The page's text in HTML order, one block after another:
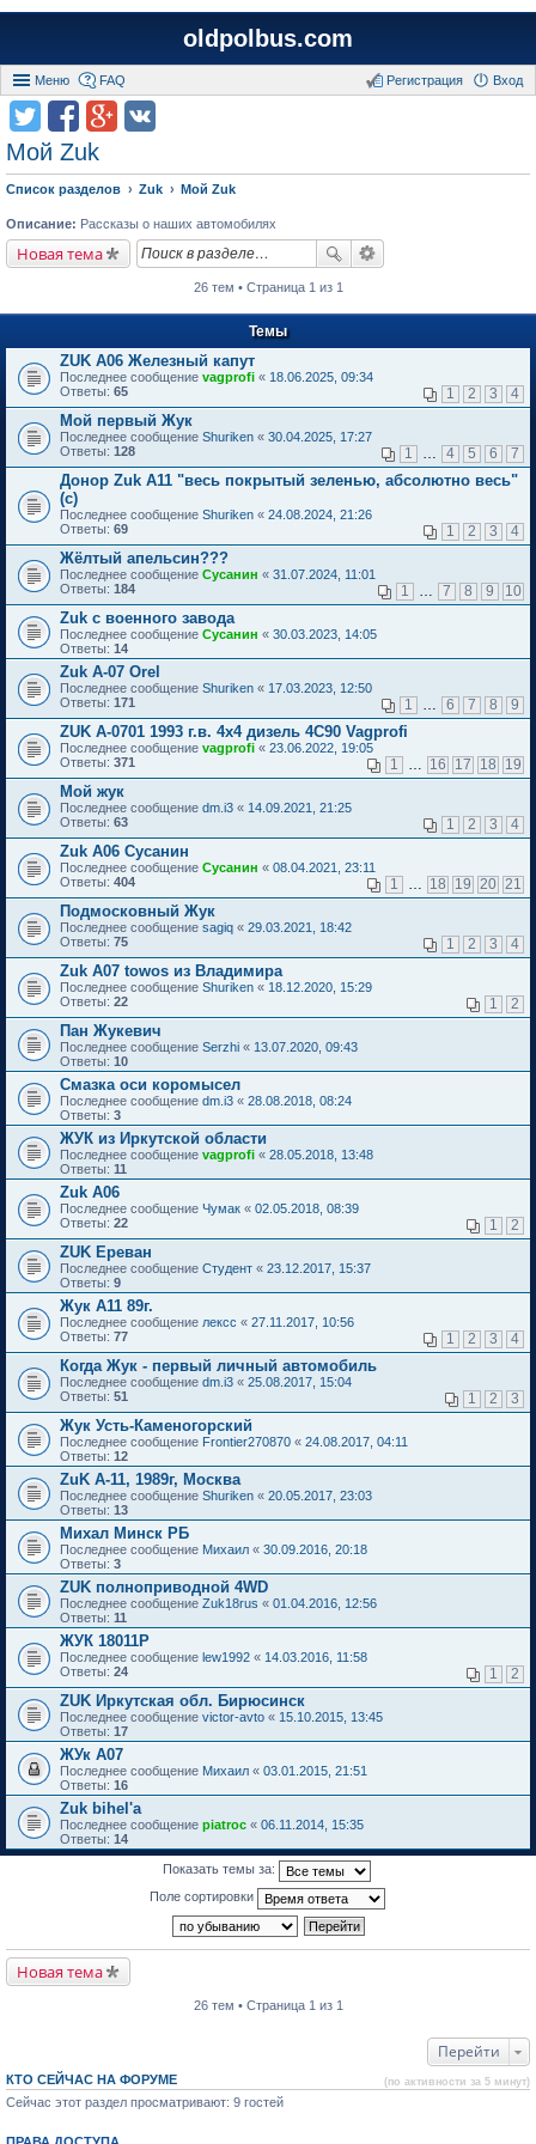
oldpolbus.com
Меню FAQ Вход
Регистрация
Мой Zuk
Список разделов Zuk Мой Zuk
Описание: Рассказы о наших автомобилях
Новая тема
26 тем • Страница 1 из 1
Темы
ZUK A06 Железный капут
Последнее сообщение vagprofi « 18.06.2025, 09:34
Ответы: 65 1 2 3 4
Мой первый Жук
Последнее сообщение Shuriken « 30.04.2025, 17:27
Ответы: 128 1 4 5 6 7
Донор Zuk A11 "весь покрытый зеленью, абсолютно весь"
(с)
Последнее сообщение Shuriken « 24.08.2024, 21:26
Ответы: 69 1 2 3 4
Жёлтый апельсин???
Последнее сообщение Сусанин « 31.07.2024, 11:01
Ответы: 184 1 7 8 9 10
Zuk с военного завода
Последнее сообщение Сусанин « 30.03.2023, 14:05
Ответы: 14
Zuk A-07 Orel
Последнее сообщение Shuriken « 17.03.2023, 12:50
Ответы: 171 1 6 7 8 9
ZUK А-0701 1993 г.в. 4x4 дизель 4С90 Vagprofi
Последнее сообщение vagprofi « 23.06.2022, 19:05
Ответы: 371 1 16 17 18 19
Мой жук
Последнее сообщение dm.i3 « 14.09.2021, 21:25
Ответы: 63 1 2 3 4
Zuk A06 Сусанин
Последнее сообщение Сусанин « 08.04.2021, 23:11
Ответы: 404 1 18 19 20 21
Подмосковный Жук
Последнее сообщение sagiq « 29.03.2021, 18:42
Ответы: 75 1 2 3 4
Zuk A07 towos из Владимира
Последнее сообщение Shuriken « 18.12.2020, 15:29
Ответы: 22 1 2
Пан Жукевич
Последнее сообщение Serzhi « 13.07.2020, 09:43
Ответы: 10
Смазка оси коромысел
Последнее сообщение dm.i3 « 28.08.2018, 08:24
Ответы: 3
ЖУК из Иркутской области
Последнее сообщение vagprofi « 28.05.2018, 13:48
Ответы: 11
Zuk A06
Последнее сообщение Чумак « 02.05.2018, 08:39
Ответы: 22 1 2
ZUK Ереван
Последнее сообщение Студент « 23.12.2017, 15:37
Ответы: 9
Жук А11 89г.
Последнее сообщение лексс « 27.11.2017, 10:56
Ответы: 77 1 2 3 4
Когда Жук - первый личный автомобиль
Последнее сообщение dm.i3 « 25.08.2017, 15:04
Ответы: 51 1 2 3
Жук Усть-Каменогорский
Последнее сообщение Frontier270870 « 24.08.2017, 04:11
Ответы: 12
ZuK A-11, 1989г, Москва
Последнее сообщение Shuriken « 20.05.2017, 23:03
Ответы: 13
Михал Минск РБ
Последнее сообщение Михаил « 30.09.2016, 20:18
Ответы: 3
ZUK полноприводной 4WD
Последнее сообщение Zuk18rus « 01.04.2016, 12:56
Ответы: 11
ЖУК 18011Р
Последнее сообщение lew1992 « 14.03.2016, 11:58
Ответы: 24 1 2
ZUK Иркутская обл. Бирюсинск
Последнее сообщение victor-avto « 15.10.2015, 13:45
Ответы: 17
ЖУк А07
Последнее сообщение Михаил « 03.01.2015, 21:51
Ответы: 16
Zuk bihel'a
Последнее сообщение piatroc « 06.11.2014, 15:35
Ответы: 14
Показать темы за:
Поле сортировки
Новая тема
26 тем • Страница 1 из 1
Перейти
КТО СЕЙЧАС НА ФОРУМЕ (по активности за 5 минут)
Сейчас этот раздел просматривают: 9 гостей
ПРАВА ДОСТУПА